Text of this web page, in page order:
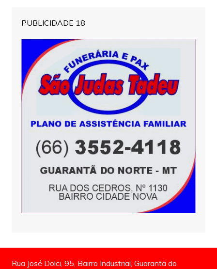
PUBLICIDADE 18
Rua José Dolci, 95, Bairro Industrial, Guarantã do